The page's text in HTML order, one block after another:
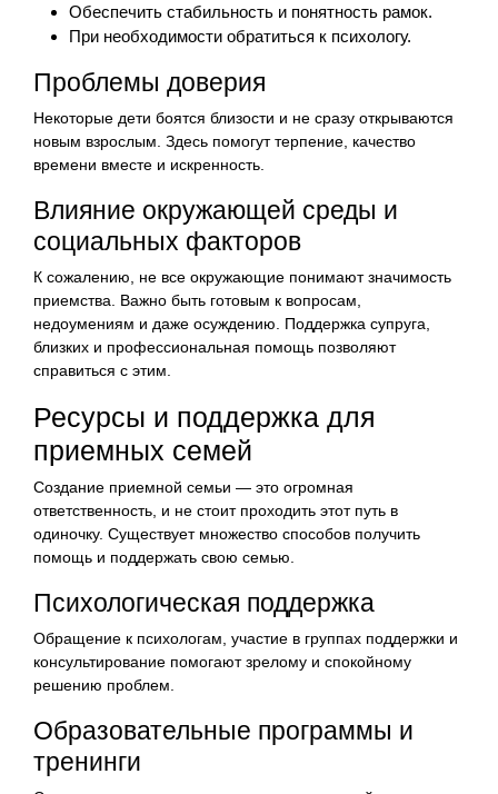
Обеспечить стабильность и понятность рамок.
При необходимости обратиться к психологу.
Проблемы доверия
Некоторые дети боятся близости и не сразу открываются
новым взрослым. Здесь помогут терпение, качество
времени вместе и искренность.
Влияние окружающей среды и
социальных факторов
К сожалению, не все окружающие понимают значимость
приемства. Важно быть готовым к вопросам,
недоумениям и даже осуждению. Поддержка супруга,
близких и профессиональная помощь позволяют
справиться с этим.
Ресурсы и поддержка для
приемных семей
Создание приемной семьи — это огромная
ответственность, и не стоит проходить этот путь в
одиночку. Существует множество способов получить
помощь и поддержать свою семью.
Психологическая поддержка
Обращение к психологам, участие в группах поддержки и
консультирование помогают зрелому и спокойному
решению проблем.
Образовательные программы и
тренинги